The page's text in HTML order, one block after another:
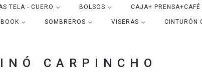
TELA - CUERO BOLSOS CAJA+ PRENSA+CAFÉ
SOMBREROS VISERAS CINTURÓN
CARPINCHO